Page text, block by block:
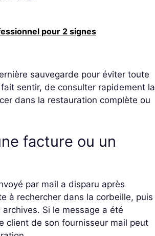
pour 2 signes
sauvegarde pour éviter toute
sentir, de consulter rapidement la
dans la restauration complète ou
facture ou un
par mail a disparu après
à rechercher dans la corbeille, puis
Si le message a été
client de son fournisseur mail peut